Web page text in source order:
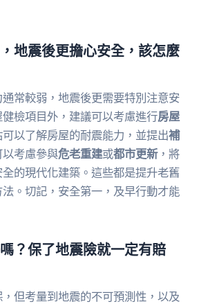
地震後更擔心安全，該怎麼
常較弱，地震後更需要特別注意安
檢項目外，建議可以考慮進行房屋
以了解房屋的耐震能力，並提出補
考慮參與危老重建或都市更新，將
的現代化建築。這些都是提升老舊
。切記，安全第一，及早行動才能
？保了地震險就一定有賠
但考量到地震的不可預測性，以及